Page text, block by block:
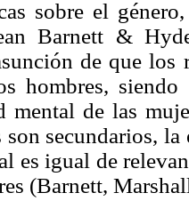
sobre el
Barnett &
de que los
hombres,
mental de las
son secundarios,
es igual de
(Barnett,